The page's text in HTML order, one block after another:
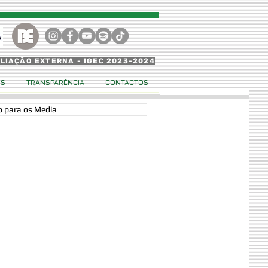
para os Media
TRANSPARÊNCIA CONTACTOS
EXTERNA - IGEC 2023-2024